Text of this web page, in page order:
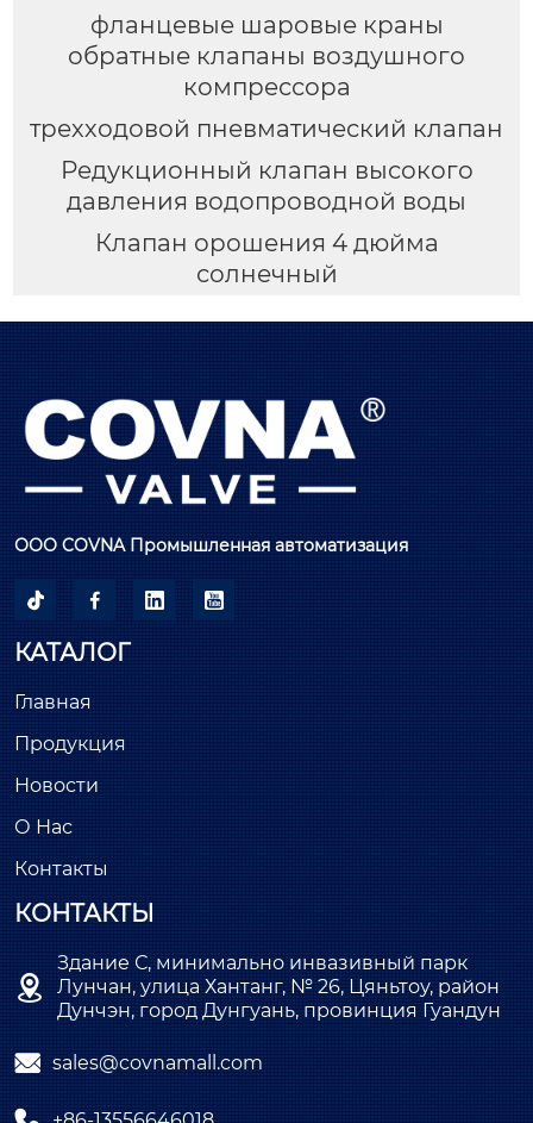
фланцевые шаровые краны
обратные клапаны воздушного
компрессора
трехходовой пневматический клапан
Редукционный клапан высокого
давления водопроводной воды
Клапан орошения 4 дюйма
солнечный
ООО COVNA Промышленная автоматизация
   
КАТАЛОГ
Главная
Продукция
Новости
О Нас
Контакты
КОНТАКТЫ

Здание С, минимально инвазивный парк
Лунчан, улица Хантанг, № 26, Цяньтоу, район
Дунчэн, город Дунгуань, провинция Гуандун
 sales@covnamall.com